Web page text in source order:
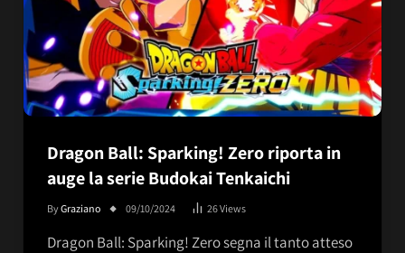
Dragon Ball: Sparking! Zero riporta in
auge la serie Budokai Tenkaichi
ByGraziano 09/10/2024 26Views
Dragon Ball: Sparking! Zero segna il tanto atteso